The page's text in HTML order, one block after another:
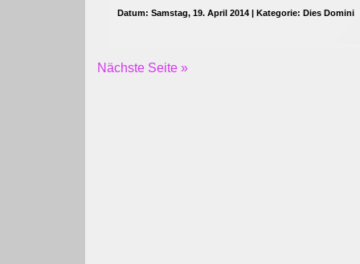
Datum: Samstag, 19. April 2014 | Kategorie: Dies Domini
Nächste Seite »